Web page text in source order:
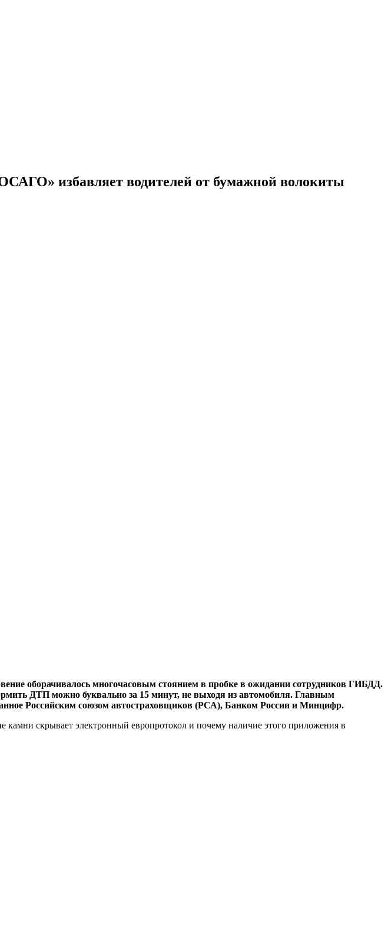
избавляет водителей от бумажной волокиты
оборачивалось многочасовым стоянием в пробке в ожидании сотрудников ГИБДД.
ДТП можно буквально за 15 минут, не выходя из автомобиля. Главным
Российским союзом автостраховщиков (РСА), Банком России и Минцифр.
скрывает электронный европротокол и почему наличие этого приложения в